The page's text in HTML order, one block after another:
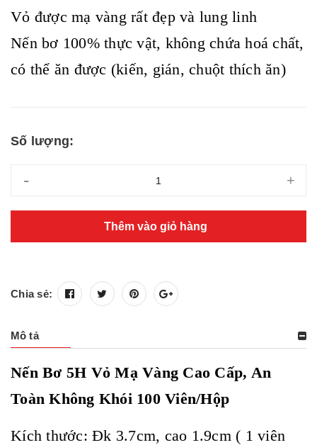
Vỏ được mạ vàng rất đẹp và lung linh
Nến bơ 100% thực vật, không chứa hoá chất,
có thể ăn được (kiến, gián, chuột thích ăn)
Số lượng:
- +
Thêm vào giỏ hàng
Chia sẻ:
Mô tả
Nến Bơ 5H Vỏ Mạ Vàng Cao Cấp, An
Toàn Không Khói 100 Viên/Hộp
Kích thước: Đk 3.7cm, cao 1.9cm ( 1 viên